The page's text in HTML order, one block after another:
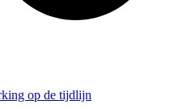
op de tijdlijn